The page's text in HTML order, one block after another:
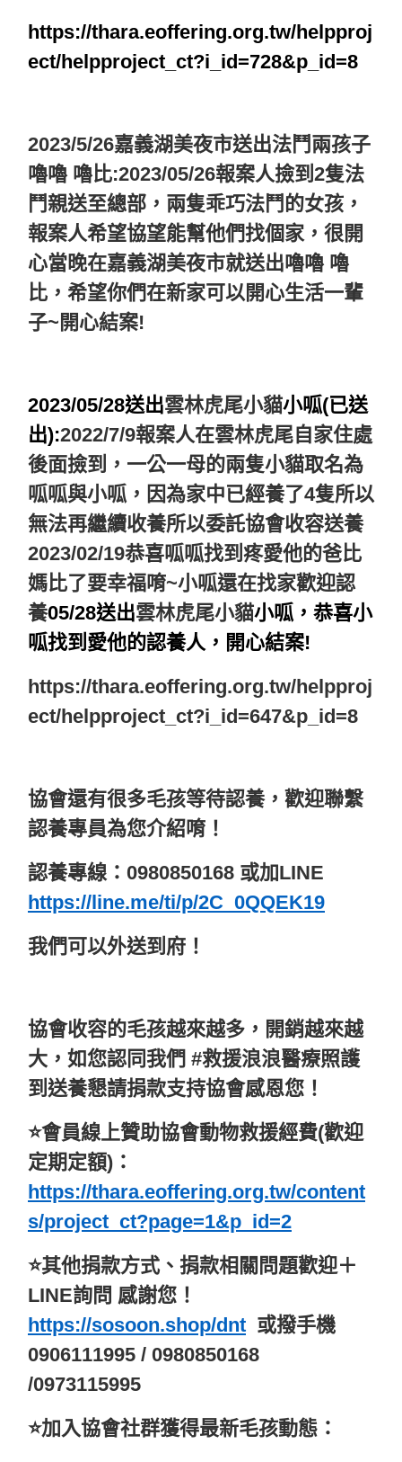
https://thara.eoffering.org.tw/helpproj
ect/helpproject_ct?i_id=728&p_id=8
2023/5/26嘉義湖美夜市送出法鬥兩孩子
嚕嚕 嚕比:2023/05/26報案人撿到2隻法
鬥親送至總部 ， 兩隻乖巧法鬥的女孩 ，
報案人希望協望能幫他們找個家，很開
心當晚在嘉義湖美夜市就送出嚕嚕 嚕
比 ，希望你們在新家可以開心生活一輩
子~開心結案!
2023/05/28送出雲林虎尾小貓小呱(已送
出):2022/7/9報案人在雲林虎尾自家住處
後面撿到，一公一母的兩隻小貓取名為
呱呱與小呱，因為家中已經養了4隻所以
無法再繼續收養所以委託協會收容送養
2023/02/19恭喜呱呱找到疼愛他的爸比
媽比了要幸福唷~小呱還在找家歡迎認
養05/28送出雲林虎尾小貓小呱 ， 恭喜小
呱找到愛他的認養人， 開心結案!
https://thara.eoffering.org.tw/helpproj
ect/helpproject_ct?i_id=647&p_id=8
協會還有很多毛孩等待認養，歡迎聯繫
認養專員為您介紹唷！
認養專線：0980850168 或加LINE
https://line.me/ti/p/2C_0QQEK19
我們可以外送到府！
協會收容的毛孩越來越多，開銷越來越
大，如您認同我們 #救援浪浪醫療照護
到送養懇請捐款支持協會感恩您！
⭐️會員線上贊助協會動物救援經費(歡迎
定期定額)：
https://thara.eoffering.org.tw/content
s/project_ct?page=1&p_id=2
⭐️其他捐款方式、捐款相關問題歡迎＋
LINE詢問 感謝您！
https://sosoon.shop/dnt 或撥手機
0906111995 / 0980850168
/0973115995
⭐️加入協會社群獲得最新毛孩動態：